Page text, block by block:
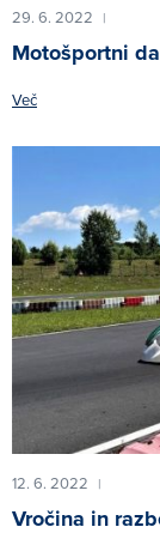
29. 6. 2022 |
Motošportni
Več
12. 6. 2022 |
Vročina in